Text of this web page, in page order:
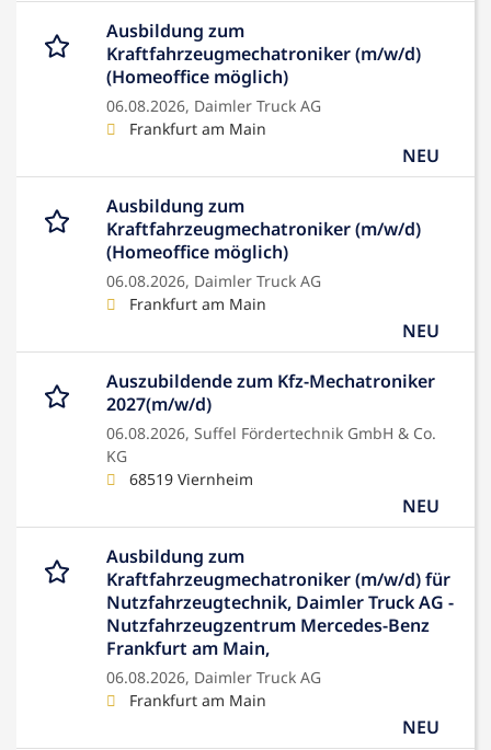
Ausbildung zum
Kraftfahrzeugmechatroniker (m/w/d)
(Homeoffice möglich)
06.08.2026, Daimler Truck AG
Frankfurt am Main
NEU
Ausbildung zum
Kraftfahrzeugmechatroniker (m/w/d)
(Homeoffice möglich)
06.08.2026, Daimler Truck AG
Frankfurt am Main
NEU
Auszubildende zum Kfz-Mechatroniker
2027(m/w/d)
06.08.2026, Suffel Fördertechnik GmbH & Co.
KG
68519 Viernheim
NEU
Ausbildung zum
Kraftfahrzeugmechatroniker (m/w/d) für
Nutzfahrzeugtechnik, Daimler Truck AG -
Nutzfahrzeugzentrum Mercedes-Benz
Frankfurt am Main,
06.08.2026, Daimler Truck AG
Frankfurt am Main
NEU